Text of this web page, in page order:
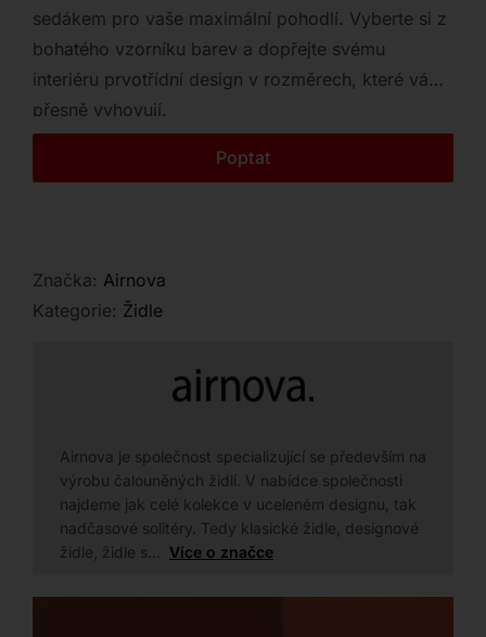
Značky
Outlet
Kontakt
sedákem pro vaše maximální pohodlí. Vyberte si z
bohatého vzorníku barev a dopřejte svému
interiéru prvotřídní design v rozměrech, které vám
přesně vyhovují.
Poptat
Značka: Airnova
Kategorie: Židle
Airnova je společnost specializující se především na
výrobu čalouněných židlí. V nabídce společnosti
najdeme jak celé kolekce v uceleném designu, tak
nadčasové solitéry. Tedy klasické židle, designové
židle, židle s… Více o značce